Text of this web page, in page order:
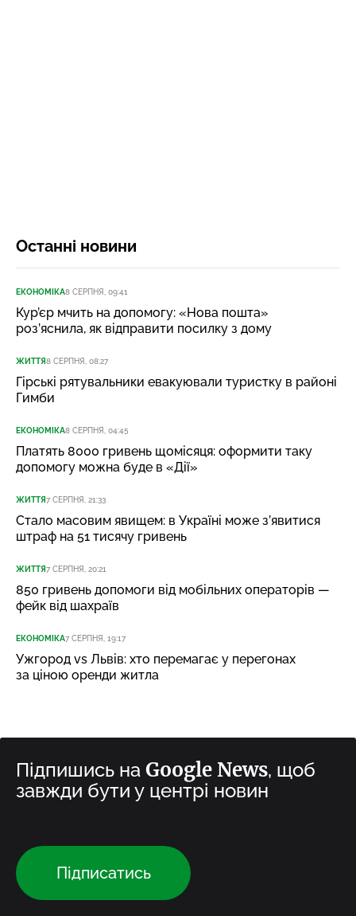
Останні новини
ЕКОНОМІКА8 СЕРПНЯ, 09:41
Кур’єр мчить на допомогу: «Нова пошта»
роз’яснила, як відправити посилку з дому
ЖИТТЯ8 СЕРПНЯ, 08:27
Гірські рятувальники евакуювали туристку в районі
Гимби
ЕКОНОМІКА8 СЕРПНЯ, 04:45
Платять 8000 гривень щомісяця: оформити таку
допомогу можна буде в «Дії»
ЖИТТЯ7 СЕРПНЯ, 21:33
Стало масовим явищем: в Україні може з’явитися
штраф на 51 тисячу гривень
ЖИТТЯ7 СЕРПНЯ, 20:21
850 гривень допомоги від мобільних операторів —
фейк від шахраїв
ЕКОНОМІКА7 СЕРПНЯ, 19:17
Ужгород vs Львів: хто перемагає у перегонах
за ціною оренди житла
Підпишись на Google News, щоб
завжди бути у центрі новин
Підписатись